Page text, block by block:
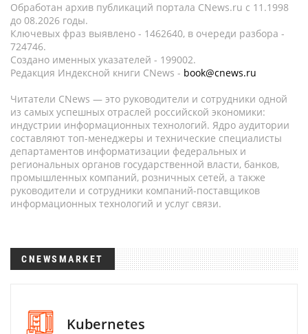
Обработан архив публикаций портала CNews.ru c 11.1998
до 08.2026 годы.
Ключевых фраз выявлено - 1462640, в очереди разбора -
724746.
Создано именных указателей - 199002.
Редакция Индексной книги CNews - book@cnews.ru
Читатели CNews — это руководители и сотрудники одной
из самых успешных отраслей российской экономики:
индустрии информационных технологий. Ядро аудитории
составляют топ-менеджеры и технические специалисты
департаментов информатизации федеральных и
региональных органов государственной власти, банков,
промышленных компаний, розничных сетей, а также
руководители и сотрудники компаний-поставщиков
информационных технологий и услуг связи.
CNEWSMARKET
Kubernetes